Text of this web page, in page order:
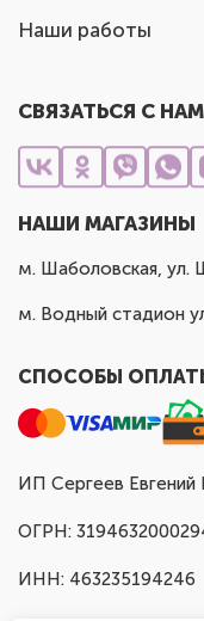
Наши работы
СВЯЗАТЬСЯ С
НАШИ МАГАЗИНЫ
м. Шаболовская, ул.
м. Водный стадион
СПОСОБЫ
ИП Сергеев Евгений
ОГРН:
ИНН: 463235194246